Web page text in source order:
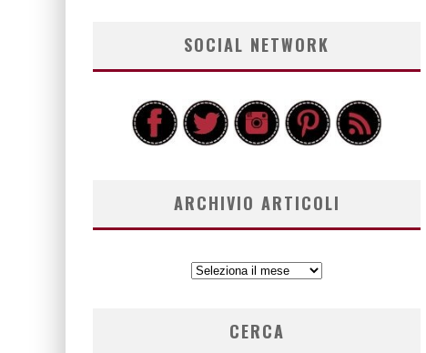
SOCIAL NETWORK
ARCHIVIO ARTICOLI
ARCHIVIO
CERCA